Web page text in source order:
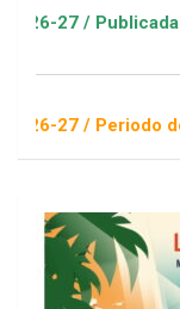
Normas,
de